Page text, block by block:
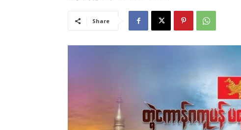
Share